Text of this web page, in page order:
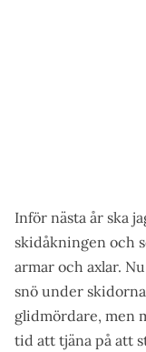
Inför nästa år ska
skidåkningen och
armar och axlar.
snö under
glidmördare, men
tid att tjäna på att